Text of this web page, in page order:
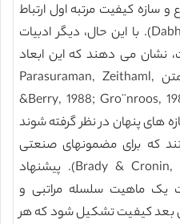
و سازه کیفیت مرتبه اول ارتباط
برقرار کنند (Dabholkar et al., 2000). با این حال، دیگر ادبیات
نشان می دهند که این ابعاد
اولیه کیفیت خدمات (که در متن Parasuraman, Zeithaml,
&Berry, 1988; Gro¨nroos,
های پنهان در نظر گرفته شوند
که برای مضمونهای صنعتی
خاص، مشخص هستند (Brady & Cronin, 2001). پیشنهاد
یک ماهیت سلسله مراتبی و
بعد کیفیت تشکیل شود که هر